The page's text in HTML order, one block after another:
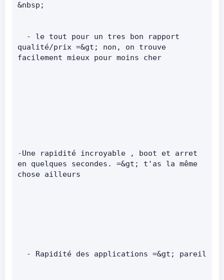
&nbsp;
qualité/prix =&gt; non, on trouve
facilement mieux pour moins cher
-Une rapidité incroyable , boot et arret
en quelques secondes. =&gt; t'as la même
chose ailleurs